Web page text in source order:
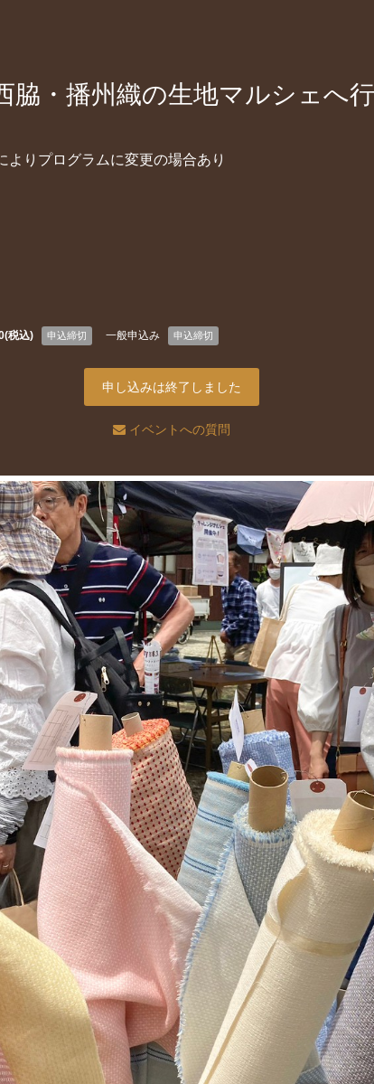
脇・播州織の生地マルシェ
りプログラムに変更の場合あり
税込) 申込締切 一般申込み 申込締切
申し込みは終了しました
イベントへの質問